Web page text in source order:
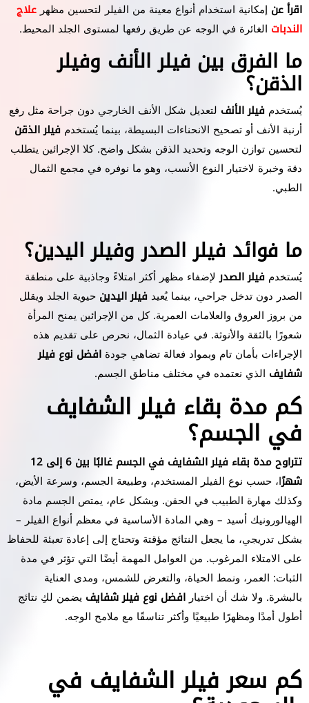
اقرأ عن إمكانية استخدام أنواع معينة من الفيلر لتحسين مظهرعلاج
الندبات الغائرة في الوجه عن طريق رفعها لمستوى الجلد المحيط.
ما الفرق بين فيلر الأنف وفيلر
الذقن؟
يُستخدم فيلر الأنف لتعديل شكل الأنف الخارجي دون جراحة مثل رفع
أرنبة الأنف أو تصحيح الانحناءات البسيطة، بينما يُستخدم فيلر الذقن
لتحسين توازن الوجه وتحديد الذقن بشكل واضح. كلا الإجرائين يتطلب
دقة وخبرة لاختيار النوع الأنسب، وهو ما نوفره في مجمع الثمال
الطبي.
ما فوائد فيلر الصدر وفيلر اليدين؟
يُستخدم فيلر الصدرلإضفاء مظهر أكثر امتلاءً وجاذبية على منطقة
الصدر دون تدخل جراحي، بينما يُعيد فيلر اليدين حيوية الجلد ويقلل
من بروز العروق والعلامات العمرية. كل من الإجرائين يمنح المرأة
شعورًا بالثقة والأنوثة. في عيادة الثمال، نحرص على تقديم هذه
الإجراءات بأمان تام وبمواد فعالة تضاهي جودة افضل نوع فيلر
شفايف الذي نعتمده في مختلف مناطق الجسم.
كم مدة بقاء فيلر الشفايف
في الجسم؟
تتراوح مدة بقاء فيلر الشفايف في الجسم غالبًا بين 6 إلى 12
شهرًا، حسب نوع الفيلر المستخدم، وطبيعة الجسم، وسرعة الأيض،
وكذلك مهارة الطبيب في الحقن. وبشكل عام، يمتص الجسم مادة
الهيالورونيك أسيد – وهي المادة الأساسية في معظم أنواع الفيلر –
بشكل تدريجي، ما يجعل النتائج مؤقتة وتحتاج إلى إعادة تعبئة للحفاظ
على الامتلاء المرغوب. من العوامل المهمة أيضًا التي تؤثر في مدة
الثبات: العمر، ونمط الحياة، والتعرض للشمس، ومدى العناية
بالبشرة. ولا شك أن اختيارافضل نوع فيلر شفايف يضمن لكِ نتائج
أطول أمدًا ومظهرًا طبيعيًا وأكثر تناسقًا مع ملامح الوجه.
كم سعر فيلر الشفايف في